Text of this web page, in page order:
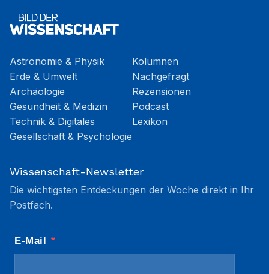
Astronomie & Physik
Erde & Umwelt
Archäologie
Gesundheit & Medizin
Technik & Digitales
Gesellschaft & Psychologie
Kolumnen
Nachgefragt
Rezensionen
Podcast
Lexikon
Wissenschaft-Newsletter
Die wichtigsten Entdeckungen der Woche direkt in Ihr
Postfach.